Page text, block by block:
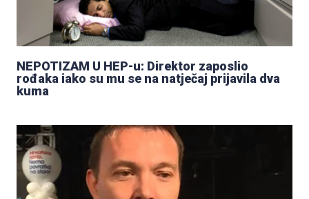
NEPOTIZAM U HEP-u: Direktor zaposlio
rođaka iako su mu se na natječaj prijavila dva
kuma